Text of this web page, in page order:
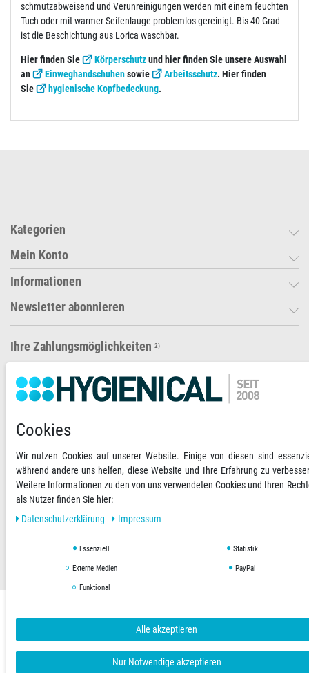
schmutzabweisend und Verunreinigungen werden mit einem feuchten
Tuch oder mit warmer Seifenlauge problemlos gereinigt. Bis 40 Grad
ist die Beschichtung aus Lorica waschbar.
Hier finden Sie Körperschutzund hier finden Sie unsere Auswahl
an
Einweghandschuhensowie Arbeitsschutz. Hier finden
Sie
hygienische Kopfbedeckung.
Kategorien
Mein Konto
Informationen
Newsletter abonnieren
Ihre Zahlungsmöglichkeiten 2)
VORKASSE
Versandoptionen Social Media
Cookies
Wir nutzen Cookies auf unserer Website. Einige von diesen sind
während andere uns helfen, diese Website und Ihre Erfahrung zu
Weitere Informationen zu den von uns verwendeten Cookies und Ihren
als Nutzer finden Sie hier:
Daten­schutz­erklärung
Impressum
Essenziell Statistik
Externe Medien PayPal
Funktional
Alle akzeptieren
Nur Notwendige akzeptieren